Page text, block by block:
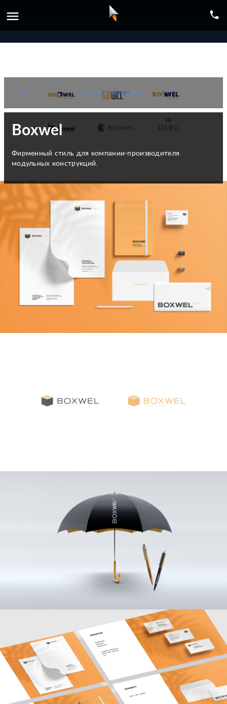
menu phone
arrow_back Назад в портфолио
Boxwel
Фирменный стиль для компании-производителя
модульных конструкций.